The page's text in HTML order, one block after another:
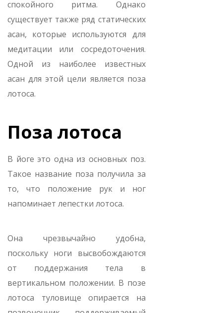
спокойного ритма. Однако
существует также ряд статических
асан, которые используются для
медитации или сосредоточения.
Одной из наиболее известных
асан для этой цели является поза
лотоса.
Поза лотоса
В йоге это одна из основных поз.
Такое название поза получила за
то, что положение рук и ног
напоминает лепестки лотоса.
Она чрезвычайно удобна,
поскольку ноги высвобождаются
от поддержания тела в
вертикальном положении. В позе
лотоса туловище опирается на